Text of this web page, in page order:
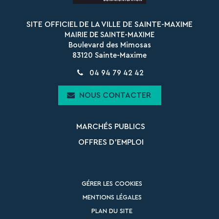
SITE OFFICIEL DE LA VILLE DE SAINTE-MAXIME
MAIRIE DE SAINTE-MAXIME
Boulevard des Mimosas
83120 Sainte-Maxime
04 94 79 42 42
NOUS CONTACTER
MARCHÉS PUBLICS
OFFRES D’EMPLOI
GÉRER LES COOKIES
MENTIONS LÉGALES
PLAN DU SITE